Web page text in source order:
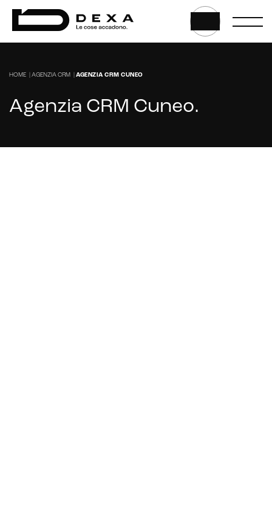
HOME AGENZIA CRM AGENZIA CRM CUNEO
Agenzia CRM Cuneo.